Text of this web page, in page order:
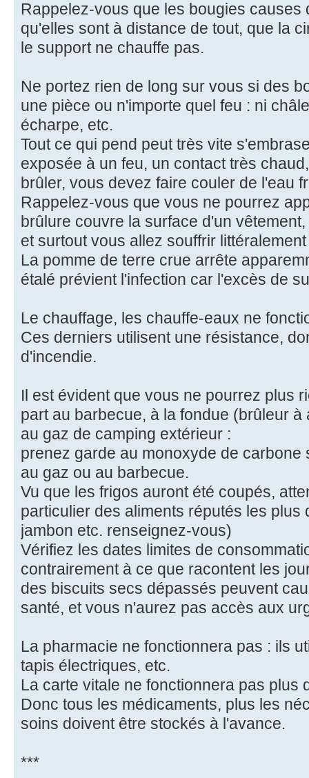
Rappelez-vous que les bougies causes
qu'elles sont à distance de tout, que la
le support ne chauffe pas.
Ne portez rien de long sur vous si des
une pièce ou n'importe quel feu : ni
écharpe, etc.
Tout ce qui pend peut très vite
exposée à un feu, un contact très
brûler, vous devez faire couler de l'eau
Rappelez-vous que vous ne pourrez
brûlure couvre la surface d'un
et surtout vous allez souffrir
La pomme de terre crue arrête
étalé prévient l'infection car l'excès de
Le chauffage, les chauffe-eaux ne
Ces derniers utilisent une résistance,
d'incendie.
Il est évident que vous ne pourrez plus
part au barbecue, à la fondue (brûleur
au gaz de camping extérieur :
prenez garde au monoxyde de carbone
au gaz ou au barbecue.
Vu que les frigos auront été coupés,
particulier des aliments réputés les plus
jambon etc. renseignez-vous)
Vérifiez les dates limites de
contrairement à ce que racontent les
des biscuits secs dépassés peuvent
santé, et vous n'aurez pas accès aux
La pharmacie ne fonctionnera pas : ils
tapis électriques, etc.
La carte vitale ne fonctionnera pas plus
Donc tous les médicaments, plus les
soins doivent être stockés à l'avance.
***